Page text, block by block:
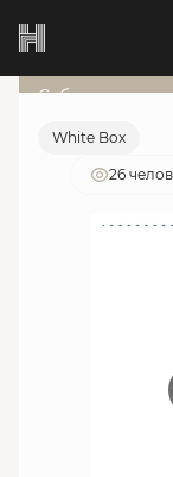
1-комнатная
Ипотека
White Box
26